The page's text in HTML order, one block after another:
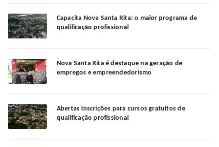
Capacita Nova Santa Rita: o maior programa de
qualificação profissional
Nova Santa Rita é destaque na geração de
empregos e empreendedorismo
Abertas inscrições para cursos gratuitos de
qualificação profissional